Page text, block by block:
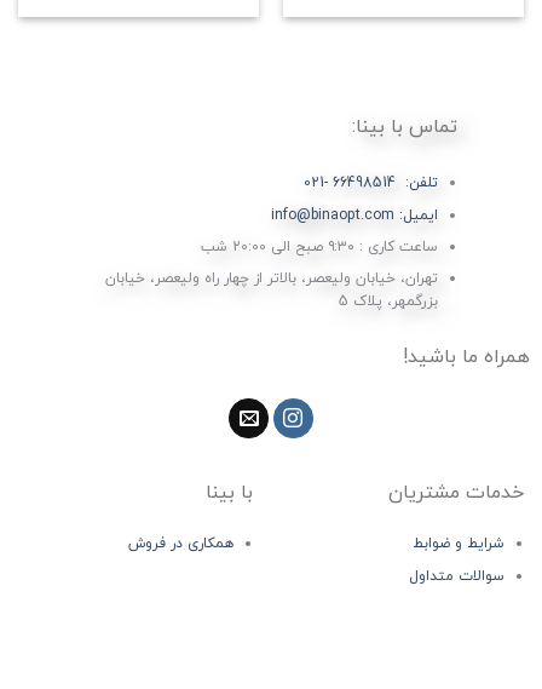
تماس با بینا:
تلفن: 66498514 -021
ایمیل: info@binaopt.com
ساعت کاری : ۹:۳۰ صبح الی 20:00 شب
تهران، خیابان ولیعصر، بالاتر از چهار راه ولیعصر، خیابان
بزرگمهر، پلاک 5
همراه ما باشید!
خدمات مشتریان
شرایط و ضوابط
سوالات متداول
با بینا
همکاری در فروش